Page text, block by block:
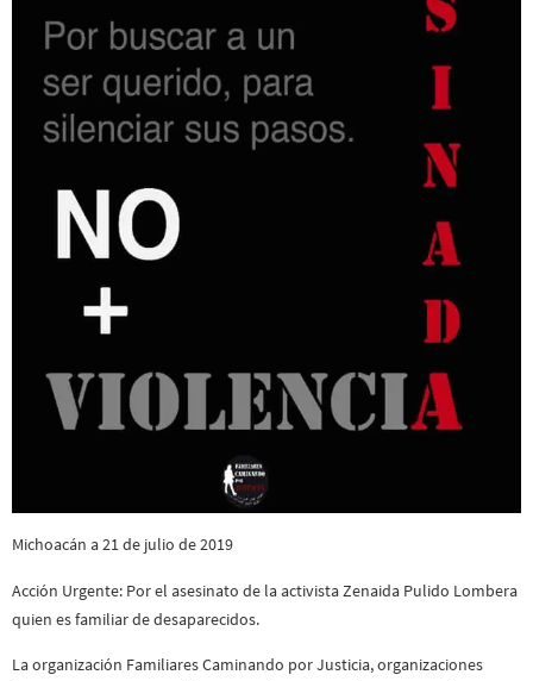
Michoacán a 21 de julio de 2019
Acción Urgente: Por el asesinato de la activista Zenaida Pulido Lombera
quien es familiar de desaparecidos.
La organización Familiares Caminando por Justicia, organizaciones